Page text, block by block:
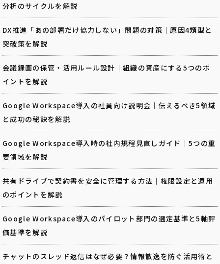
分析のサイクルを解説
DX推進「あの部署だけ協力しない」問題の対策｜原因4類型と
突破策を解説
会議録画の保管・活用ルール設計｜組織の資産にする5つのポ
イントを解説
Google Workspace導入の社員向け説明会｜伝えるべき5領域
と成功の秘訣を解説
Google Workspace導入時の社内規程見直しガイド｜5つの重
要領域を解説
共有ドライブで契約書を安全に管理する方法｜権限設定と運用
のポイントを解説
Google Workspace導入のパイロット部門の選定基準と5軸評
価基準を解説
チャットのスレッド返信はなぜ必要？情報散逸を防ぐ活用術と